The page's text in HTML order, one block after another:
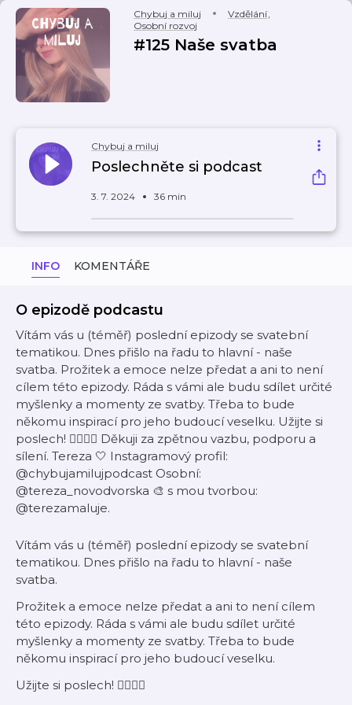
Chybuj a miluj Vzdělání,
Osobní rozvoj
#125 Naše svatba
Chybuj a miluj
Poslechněte si podcast
3. 7. 2024 36 min
INFO KOMENTÁŘE
O epizodě podcastu
Vítám vás u (téměř) poslední epizody se svatební
tematikou. Dnes přišlo na řadu to hlavní - naše
svatba. Prožitek a emoce nelze předat a ani to není
cílem této epizody. Ráda s vámi ale budu sdílet určité
myšlenky a momenty ze svatby. Třeba to bude
někomu inspirací pro jeho budoucí veselku. Užijte si
poslech! 👰‍♀️🤵‍♂️ Děkuji za zpětnou vazbu, podporu a
sílení. Tereza 🤍 Instagramový profil:
@chybujamilujpodcast Osobní:
@tereza_novodvorska 🎨 s mou tvorbou:
@terezamaluje.
Vítám vás u (téměř) poslední epizody se svatební
tematikou. Dnes přišlo na řadu to hlavní - naše
svatba.
Prožitek a emoce nelze předat a ani to není cílem
této epizody. Ráda s vámi ale budu sdílet určité
myšlenky a momenty ze svatby. Třeba to bude
někomu inspirací pro jeho budoucí veselku.
Užijte si poslech! 👰‍♀️🤵‍♂️